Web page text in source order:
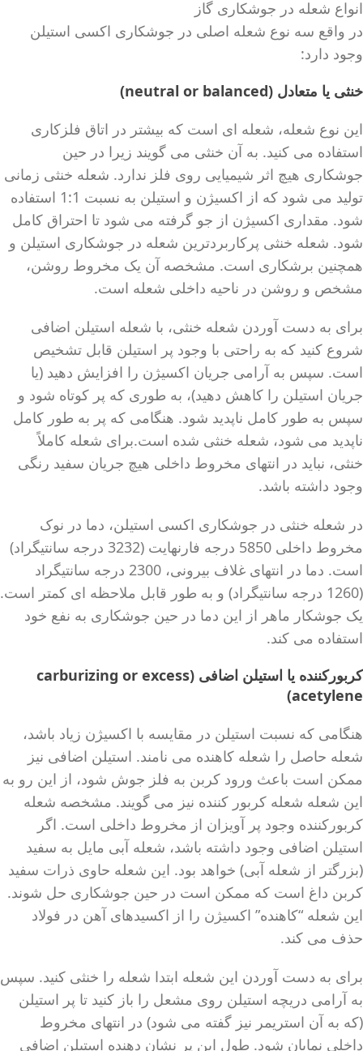
انواع شعله در جوشکاری گاز
در واقع سه نوع شعله اصلی در جوشکاری اکسی استیلن
وجود دارد:
خنثی یا متعادل (neutral or balanced)
این نوع شعله، شعله ای است که بیشتر در اتاق فلزکاری
استفاده می کنید. به آن خنثی می گویند زیرا در حین
جوشکاری هیچ اثر شیمیایی روی فلز ندارد. شعله خنثی زمانی
تولید می شود که از اکسیژن و استیلن به نسبت 1:1 استفاده
شود. مقداری اکسیژن از جو گرفته می شود تا احتراق کامل
شود. شعله خنثی پرکاربردترین شعله در جوشکاری استیلن و
همچنین برشکاری است. مشخصه آن یک مخروط روشن،
مشخص و روشن در ناحیه داخلی شعله است.
برای به دست آوردن شعله خنثی، با شعله استیلن اضافی
شروع کنید که به راحتی با وجود پر استیلن قابل تشخیص
است. سپس به آرامی جریان اکسیژن را افزایش دهید (یا
جریان استیلن را کاهش دهید)، به طوری که پر کوتاه شود و
سپس به طور کامل ناپدید شود. هنگامی که پر به طور کامل
ناپدید می شود، شعله خنثی شده است.برای شعله کاملاً
خنثی، نباید در انتهای مخروط داخلی هیچ جریان سفید رنگی
وجود داشته باشد.
در شعله خنثی در جوشکاری اکسی استیلن، دما در نوک
مخروط داخلی 5850 درجه فارنهایت (3232 درجه سانتیگراد)
است. دما در انتهای غلاف بیرونی، 2300 درجه سانتیگراد
(1260 درجه سانتیگراد) و به طور قابل ملاحظه ای کمتر است.
یک جوشکار ماهر از این دما در حین جوشکاری به نفع خود
استفاده می کند.
کربورکننده یا استیلن اضافی (carburizing or excess
acetylene)
هنگامی که نسبت استیلن در مقایسه با اکسیژن زیاد باشد،
شعله حاصل را شعله کاهنده می نامند. استیلن اضافی نیز
ممکن است باعث ورود کربن به فلز جوش شود، از این رو به
این شعله شعله کربور کننده نیز می گویند. مشخصه شعله
کربورکننده وجود پر آویزان از مخروط داخلی است. اگر
استیلن اضافی وجود داشته باشد، شعله آبی مایل به سفید
(بزرگتر از شعله آبی) خواهد بود. این شعله حاوی ذرات سفید
کربن داغ است که ممکن است در حین جوشکاری حل شوند.
این شعله “کاهنده” اکسیژن را از اکسیدهای آهن در فولاد
حذف می کند.
برای به دست آوردن این شعله ابتدا شعله را خنثی کنید. سپس
به آرامی دریچه استیلن روی مشعل را باز کنید تا پر استیلن
(که به آن استریمر نیز گفته می شود) در انتهای مخروط
داخلی نمایان شود. طول این پر نشان دهنده استیلن اضافی